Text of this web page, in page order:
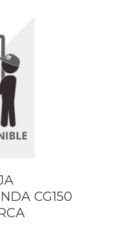
CG150